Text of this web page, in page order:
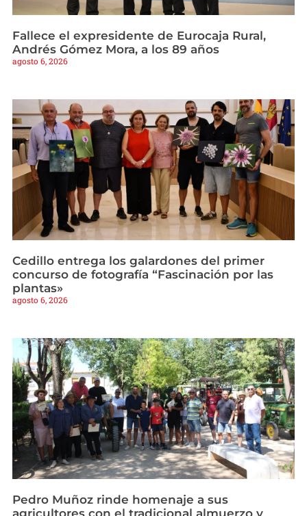
Fallece el expresidente de Eurocaja Rural,
Andrés Gómez Mora, a los 89 años
agosto 6, 2026
Cedillo entrega los galardones del primer
concurso de fotografía “Fascinación por las
plantas»
agosto 6, 2026
Pedro Muñoz rinde homenaje a sus
agricultores con el tradicional almuerzo y